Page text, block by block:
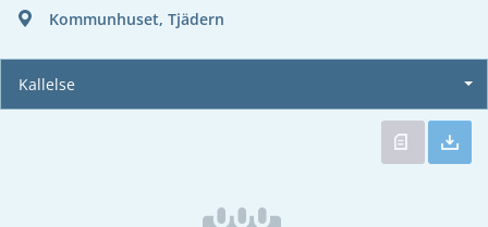
Kommunhuset, Tjädern
Kallelse